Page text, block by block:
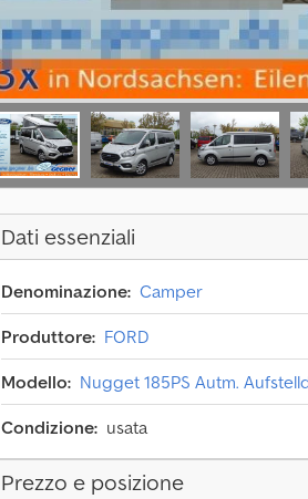
Dati essenziali
Denominazione: Camper
Produttore: FORD
Modello: Nugget 185PS Autm.
Condizione: usata
Prezzo e posizione